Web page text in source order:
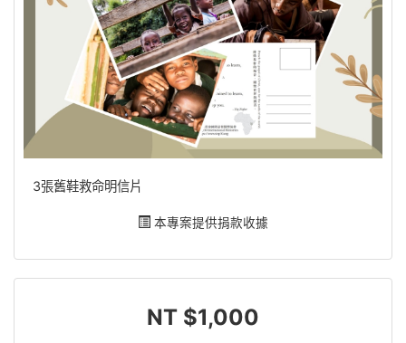
3張舊鞋救命明信片
本專案提供捐款收據
NT $1,000